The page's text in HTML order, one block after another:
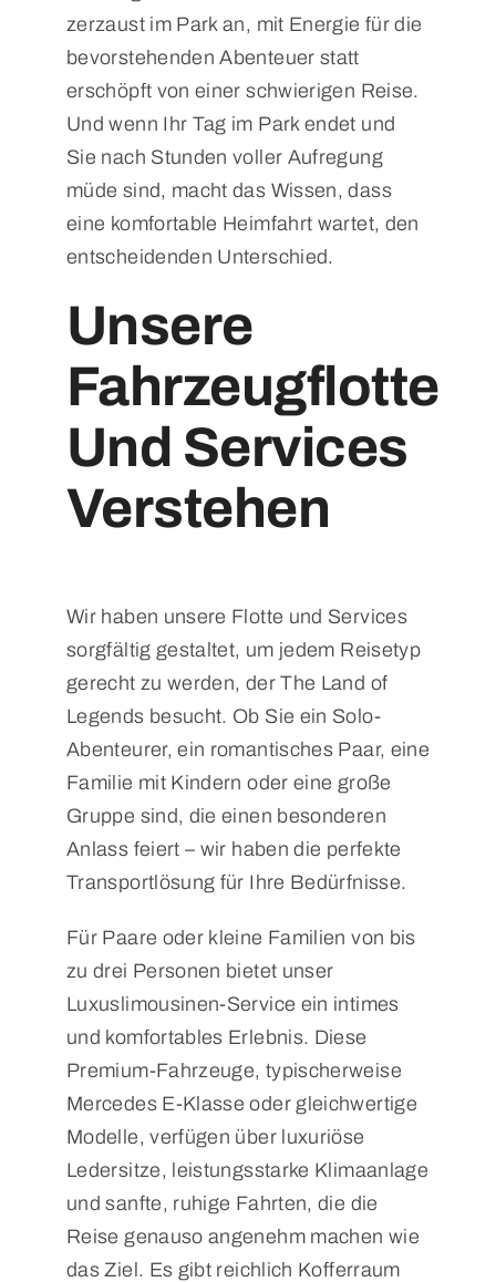
zerzaust im Park an, mit Energie für die
bevorstehenden Abenteuer statt
erschöpft von einer schwierigen Reise.
Und wenn Ihr Tag im Park endet und
Sie nach Stunden voller Aufregung
müde sind, macht das Wissen, dass
eine komfortable Heimfahrt wartet, den
entscheidenden Unterschied.
Unsere
Fahrzeugflotte
Und Services
Verstehen
Wir haben unsere Flotte und Services
sorgfältig gestaltet, um jedem Reisetyp
gerecht zu werden, der The Land of
Legends besucht. Ob Sie ein Solo-
Abenteurer, ein romantisches Paar, eine
Familie mit Kindern oder eine große
Gruppe sind, die einen besonderen
Anlass feiert – wir haben die perfekte
Transportlösung für Ihre Bedürfnisse.
Für Paare oder kleine Familien von bis
zu drei Personen bietet unser
Luxuslimousinen-Service ein intimes
und komfortables Erlebnis. Diese
Premium-Fahrzeuge, typischerweise
Mercedes E-Klasse oder gleichwertige
Modelle, verfügen über luxuriöse
Ledersitze, leistungsstarke Klimaanlage
und sanfte, ruhige Fahrten, die die
Reise genauso angenehm machen wie
das Ziel. Es gibt reichlich Kofferraum